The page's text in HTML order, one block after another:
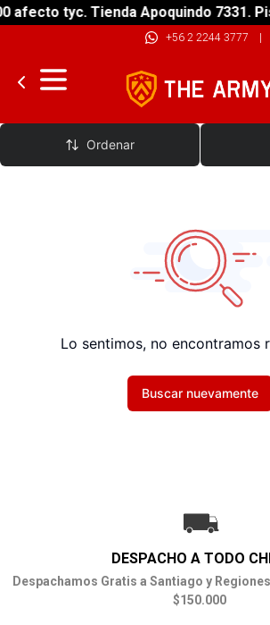
afecto tyc. Tienda Apoquindo 7331.
+56 2 2244 3777 |
Accesorios Wetsuits
Ordenar
Lo sentimos, no encontramos
Buscar nuevamente
DESPACHO A TODO
Despachamos Gratis a Santiago y
$150.000